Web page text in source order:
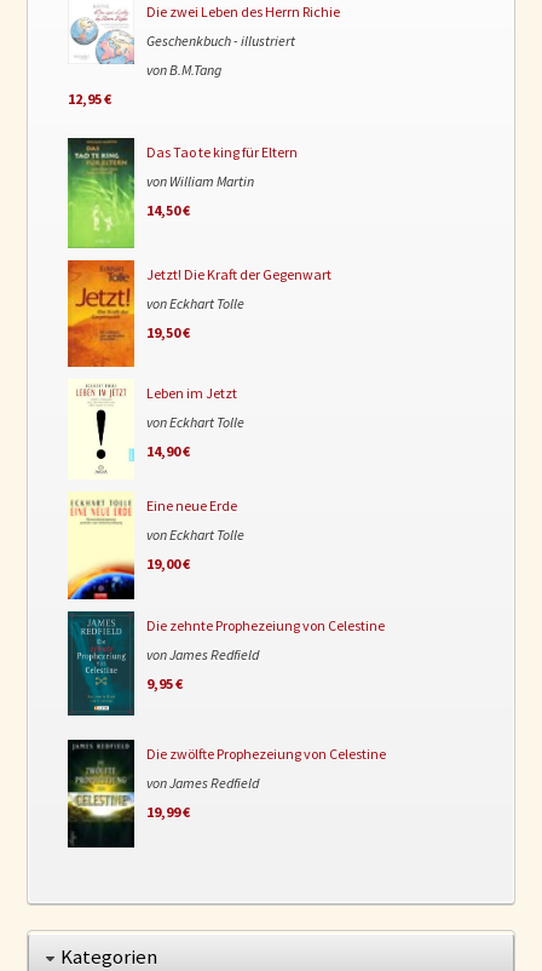
Die zwei Leben des Herrn Richie
Geschenkbuch - illustriert
von B.M.Tang
12,95 €
Das Tao te king für Eltern
von William Martin
14,50 €
Jetzt! Die Kraft der Gegenwart
von Eckhart Tolle
19,50 €
Leben im Jetzt
von Eckhart Tolle
14,90 €
Eine neue Erde
von Eckhart Tolle
19,00 €
Die zehnte Prophezeiung von Celestine
von James Redfield
9,95 €
Die zwölfte Prophezeiung von Celestine
von James Redfield
19,99 €
Kategorien